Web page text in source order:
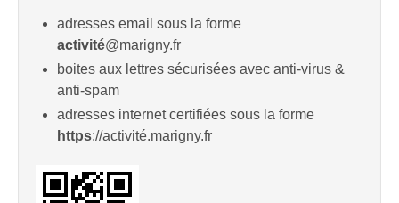
adresses email sous la forme
activité@marigny.fr
boites aux lettres sécurisées avec anti-virus &
anti-spam
adresses internet certifiées sous la forme
https://activité.marigny.fr